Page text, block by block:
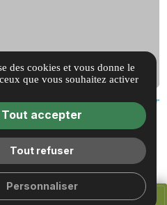
mail home
des cookies et vous donne le
que vous souhaitez activer
Tout accepter
Tout refuser
Personnaliser